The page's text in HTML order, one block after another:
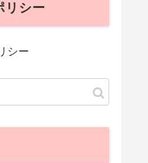
リシー
シー